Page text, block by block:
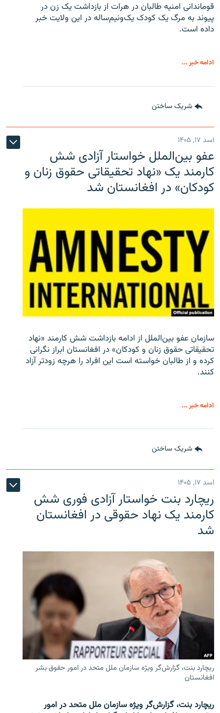
قوماندانی امنیه طالبان در هرات از بازداشت یک زن در
پیوند به مرگ یک کودک یک‌ونیم‌ساله در این ولایت خبر
داده است.
ادامه خبر ...
شریک ساختن
اسد ۱۷, ۱۴۰۵
عفو بین‌الملل خواستار آزادی شش
کارمند یک «نهاد تحقیقاتی حقوق زنان و
کودکان» در افغانستان شد
سازمان عفو بین‌الملل از ادامه بازداشت شش کارمند «نهاد
تحقیقاتی حقوق زنان و کودکان» در افغانستان ابراز نگرانی
کرده و از طالبان خواسته است این افراد را هرچه زودتر آزاد
کنند.
ادامه خبر ...
شریک ساختن
اسد ۱۷, ۱۴۰۵
ریچارد بنت خواستار آزادی فوری شش
کارمند یک نهاد حقوقی در افغانستان
شد
ریچارد بنت، گزارش‌گر ویژه سازمان ملل متحد در امور حقوق بشر
افغانستان
ریچارد بنت، گزارش‌گر ویژه سازمان ملل متحد در امور